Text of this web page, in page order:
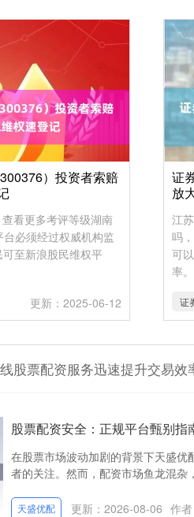
）投资者索赔
看更多考评等级湖南
必须经过权威机构监
至新浪股民维权平
更新：2025-06-12
证
放
江
吗
可
率
证
股票配资服务迅速提升交易效
股票配资安全：正规平台甄别指
在股票市场波动加剧的背景下天盛
者的关注。然而，配资市场鱼龙混
天盛优配 更新：2026-08-06 作